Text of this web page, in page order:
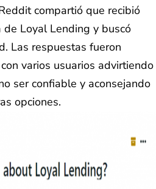
compartió que recibió
Loyal Lending y buscó
Las respuestas fueron
varios usuarios advirtiendo
ser confiable y aconsejando
opciones.